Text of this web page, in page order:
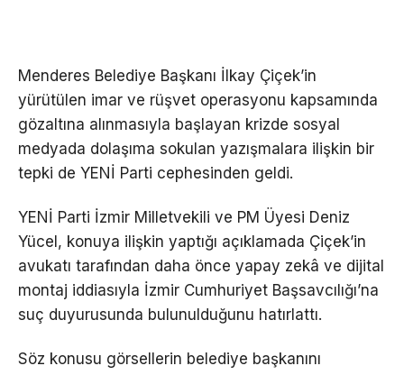
Menderes Belediye Başkanı İlkay Çiçek’in
yürütülen imar ve rüşvet operasyonu kapsamında
gözaltına alınmasıyla başlayan krizde sosyal
medyada dolaşıma sokulan yazışmalara ilişkin bir
tepki de YENİ Parti cephesinden geldi.
YENİ Parti İzmir Milletvekili ve PM Üyesi Deniz
Yücel, konuya ilişkin yaptığı açıklamada Çiçek’in
avukatı tarafından daha önce yapay zekâ ve dijital
montaj iddiasıyla İzmir Cumhuriyet Başsavcılığı’na
suç duyurusunda bulunulduğunu hatırlattı.
Söz konusu görsellerin belediye başkanını